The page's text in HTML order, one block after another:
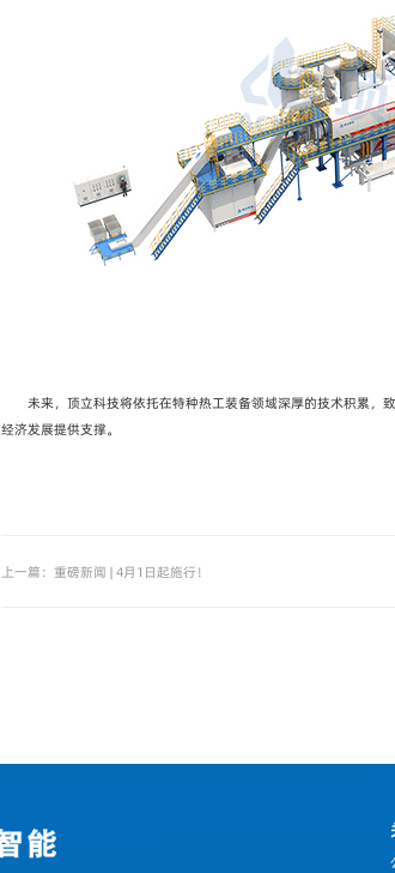
未来，顶立科技将依托在特种热工装备领域深厚的技术积累，
经济发展提供支撑。
上一篇：重磅新闻 | 4月1日起施行！